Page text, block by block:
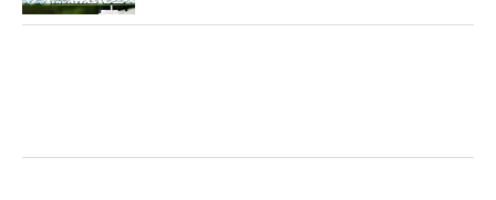
シニアツアーの賞金ランキング4位以内に入れば